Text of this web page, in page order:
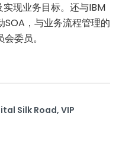
现业务目标。还与IBM
SOA，与业务流程管理的
委员。
Silk Road, VIP